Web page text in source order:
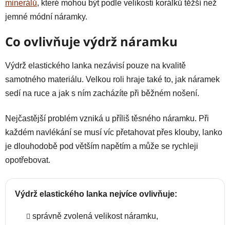
minerálů, které mohou být podle velikosti korálků těžší než
jemné módní náramky.
Co ovlivňuje výdrž náramku
Výdrž elastického lanka nezávisí pouze na kvalitě
samotného materiálu. Velkou roli hraje také to, jak náramek
sedí na ruce a jak s ním zacházíte při běžném nošení.
Nejčastější problém vzniká u příliš těsného náramku. Při
každém navlékání se musí víc přetahovat přes klouby, lanko
je dlouhodobě pod větším napětím a může se rychleji
opotřebovat.
Výdrž elastického lanka nejvíce ovlivňuje:
správně zvolená velikost náramku,